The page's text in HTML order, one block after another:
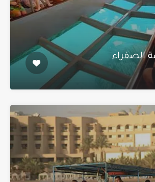
الصفراء